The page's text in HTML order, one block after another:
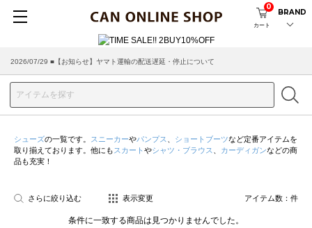
カート
0
BRAND
2026/07/29 ■【お知らせ】ヤマト運輸の配送遅延・停止について
シューズの一覧です。 スニーカーやパンプス ショートブーツなど定番アイテムを
取り揃えております。他にも スカート やシャツ・ブラウス カーディガンなどの商
品も充実！
さらに絞り込む 表示変更 アイテム数： 件
条件に一致する商品は見つかりませんでした。